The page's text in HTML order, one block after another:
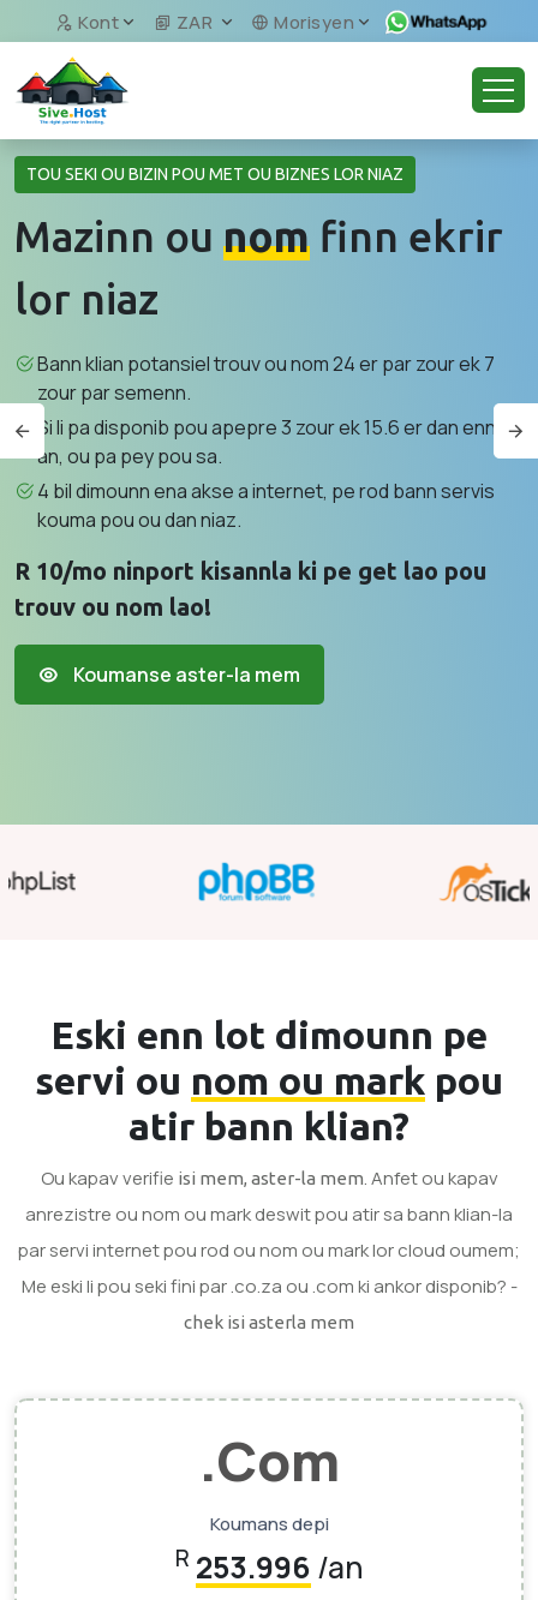
Kont ZAR Morisyen
TOU SEKI OU BIZIN POU MET OU BIZNES LOR NIAZ
Mazinn ou nom finn ekrir
lor niaz
Bann klian potansiel trouv ou nom 24 er par zour ek 7
zour par semenn.
Si li pa disponib pou apepre 3 zour ek 15.6 er dan enn
an, ou pa pey pou sa.
4 bil dimounn ena akse a internet, pe rod bann servis
kouma pou ou dan niaz.
R 10/mo ninport kisannla ki pe get lao pou
trouv ou nom lao!
Koumanse aster-la mem
Eski enn lot dimounn pe
servi ou nom ou mark pou
atir bann klian?
Ou kapav verifie isi mem, aster-la mem. Anfet ou kapav
anrezistre ou nom ou mark deswit pou atir sa bann klian-la
par servi internet pou rod ou nom ou mark lor cloud oumem;
Me eski li pou seki fini par .co.za ou .com ki ankor disponib? -
chek isi asterla mem
.Com
Koumans depi
R 253.996 /an